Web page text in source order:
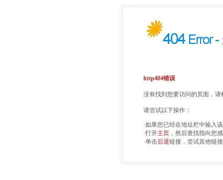
http404错误
没有找到您要访问的页面，
请尝试以下操作：
·如果您已经在地址栏中输入
·打开主页 ，然后查找指向您
·单击后退链接，尝试其他链